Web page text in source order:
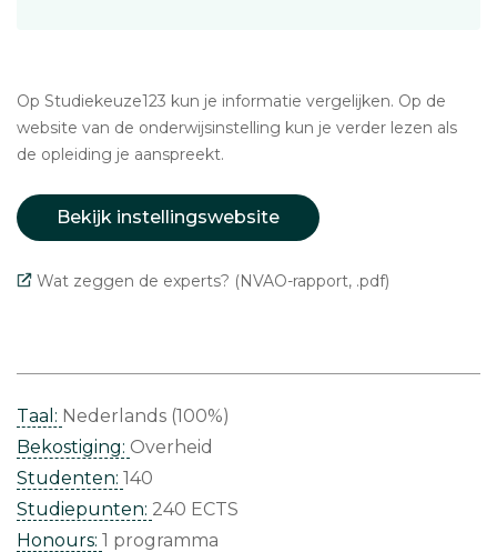
Op Studiekeuze123 kun je informatie vergelijken. Op de
website van de onderwijsinstelling kun je verder lezen als
de opleiding je aanspreekt.
Bekijk instellingswebsite
Wat zeggen de experts? (NVAO-rapport, .pdf)
Taal: Nederlands (100%)
Bekostiging: Overheid
Studenten: 140
Studiepunten: 240 ECTS
Honours: 1 programma